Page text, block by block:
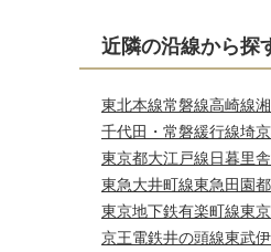
近隣の沿線から探
東北本線常磐線高崎線
千代田・常磐緩行線埼
東京都大江戸線日暮里
東急大井町線東急田園
東京地下鉄有楽町線東
京王電鉄井の頭線東武